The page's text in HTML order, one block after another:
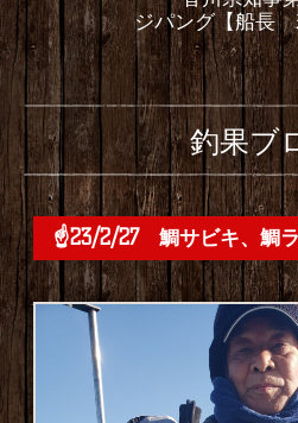
ジパング【船長
釣果ブ
☝️23/2/27 鯛サビキ、鯛